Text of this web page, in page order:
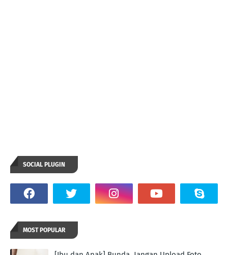
SOCIAL PLUGIN
MOST POPULAR